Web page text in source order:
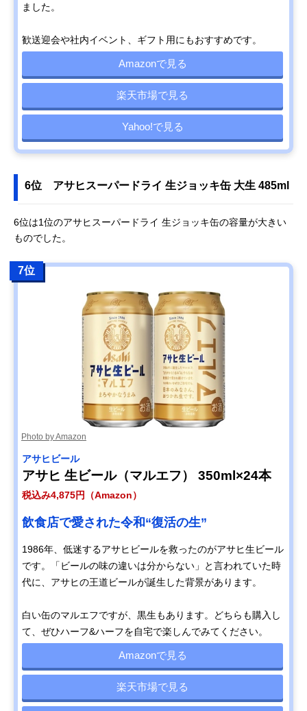
ました。
歓送迎会や社内イベント、ギフト用にもおすすめです。
Amazonで見る
楽天市場で見る
Yahoo!で見る
6位 アサヒスーパードライ 生ジョッキ缶 大生 485ml
6位は1位のアサヒスーパードライ 生ジョッキ缶の容量が大きい
ものでした。
7位
Photo by Amazon
アサヒビール
アサヒ 生ビール（マルエフ） 350ml×24本
税込み4,875円（Amazon）
飲食店で愛された令和“復活の生”
1986年、低迷するアサヒビールを救ったのがアサヒ生ビール
です。「ビールの味の違いは分からない」と言われていた時
代に、アサヒの王道ビールが誕生した背景があります。
白い缶のマルエフですが、黒生もあります。どちらも購入し
て、ぜひハーフ&ハーフを自宅で楽しんでみてください。
Amazonで見る
楽天市場で見る